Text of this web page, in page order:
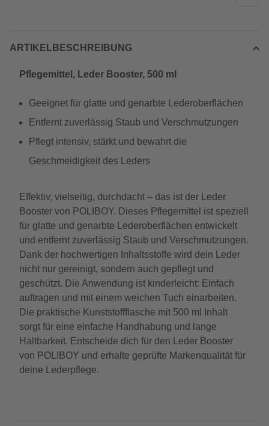
ARTIKELBESCHREIBUNG
Pflegemittel, Leder Booster, 500 ml
Geeignet für glatte und genarbte Lederoberflächen
Entfernt zuverlässig Staub und Verschmutzungen
Pflegt intensiv, stärkt und bewahrt die
Geschmeidigkeit des Leders
Effektiv, vielseitig, durchdacht – das ist der Leder
Booster von POLIBOY. Dieses Pflegemittel ist speziell
für glatte und genarbte Lederoberflächen entwickelt
und entfernt zuverlässig Staub und Verschmutzungen.
Dank der hochwertigen Inhaltsstoffe wird dein Leder
nicht nur gereinigt, sondern auch gepflegt und
geschützt. Die Anwendung ist kinderleicht: Einfach
auftragen und mit einem weichen Tuch einarbeiten.
Die praktische Kunststoffflasche mit 500 ml Inhalt
sorgt für eine einfache Handhabung und lange
Haltbarkeit. Entscheide dich für den Leder Booster
von POLIBOY und erhalte geprüfte Markenqualität für
deine Lederpflege.